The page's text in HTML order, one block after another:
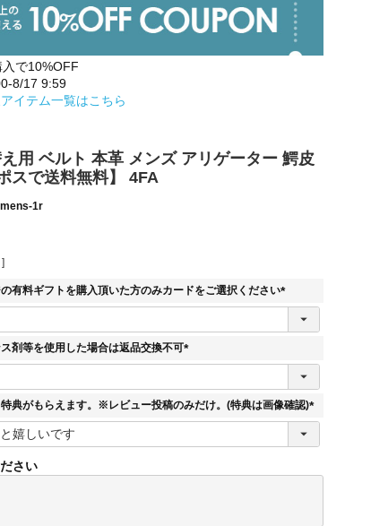
で10%OFF
8/17 9:59
イテム一覧はこちら
用 ベルト 本革 メンズ アリゲーター 鰐皮
スで送料無料】 4FA
1r
有料ギフトを購入頂いた方のみカードをご選択ください
(
剤等を使用した場合は返品交換不可
(
須
典がもらえます。※レビュー投稿のみだけ。(特典は画像確認)
(
)
さい